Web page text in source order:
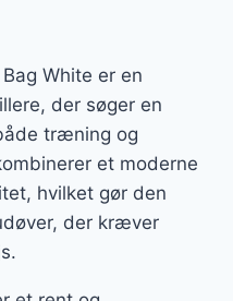
White er en
der søger en
træning og
et moderne
hvilket gør den
der kræver